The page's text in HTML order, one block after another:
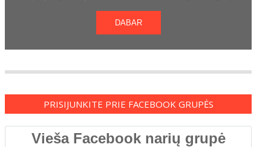
DABAR
PRISIJUNKITE PRIE FACEBOOK GRUPĖS
Vieša Facebook narių grupė